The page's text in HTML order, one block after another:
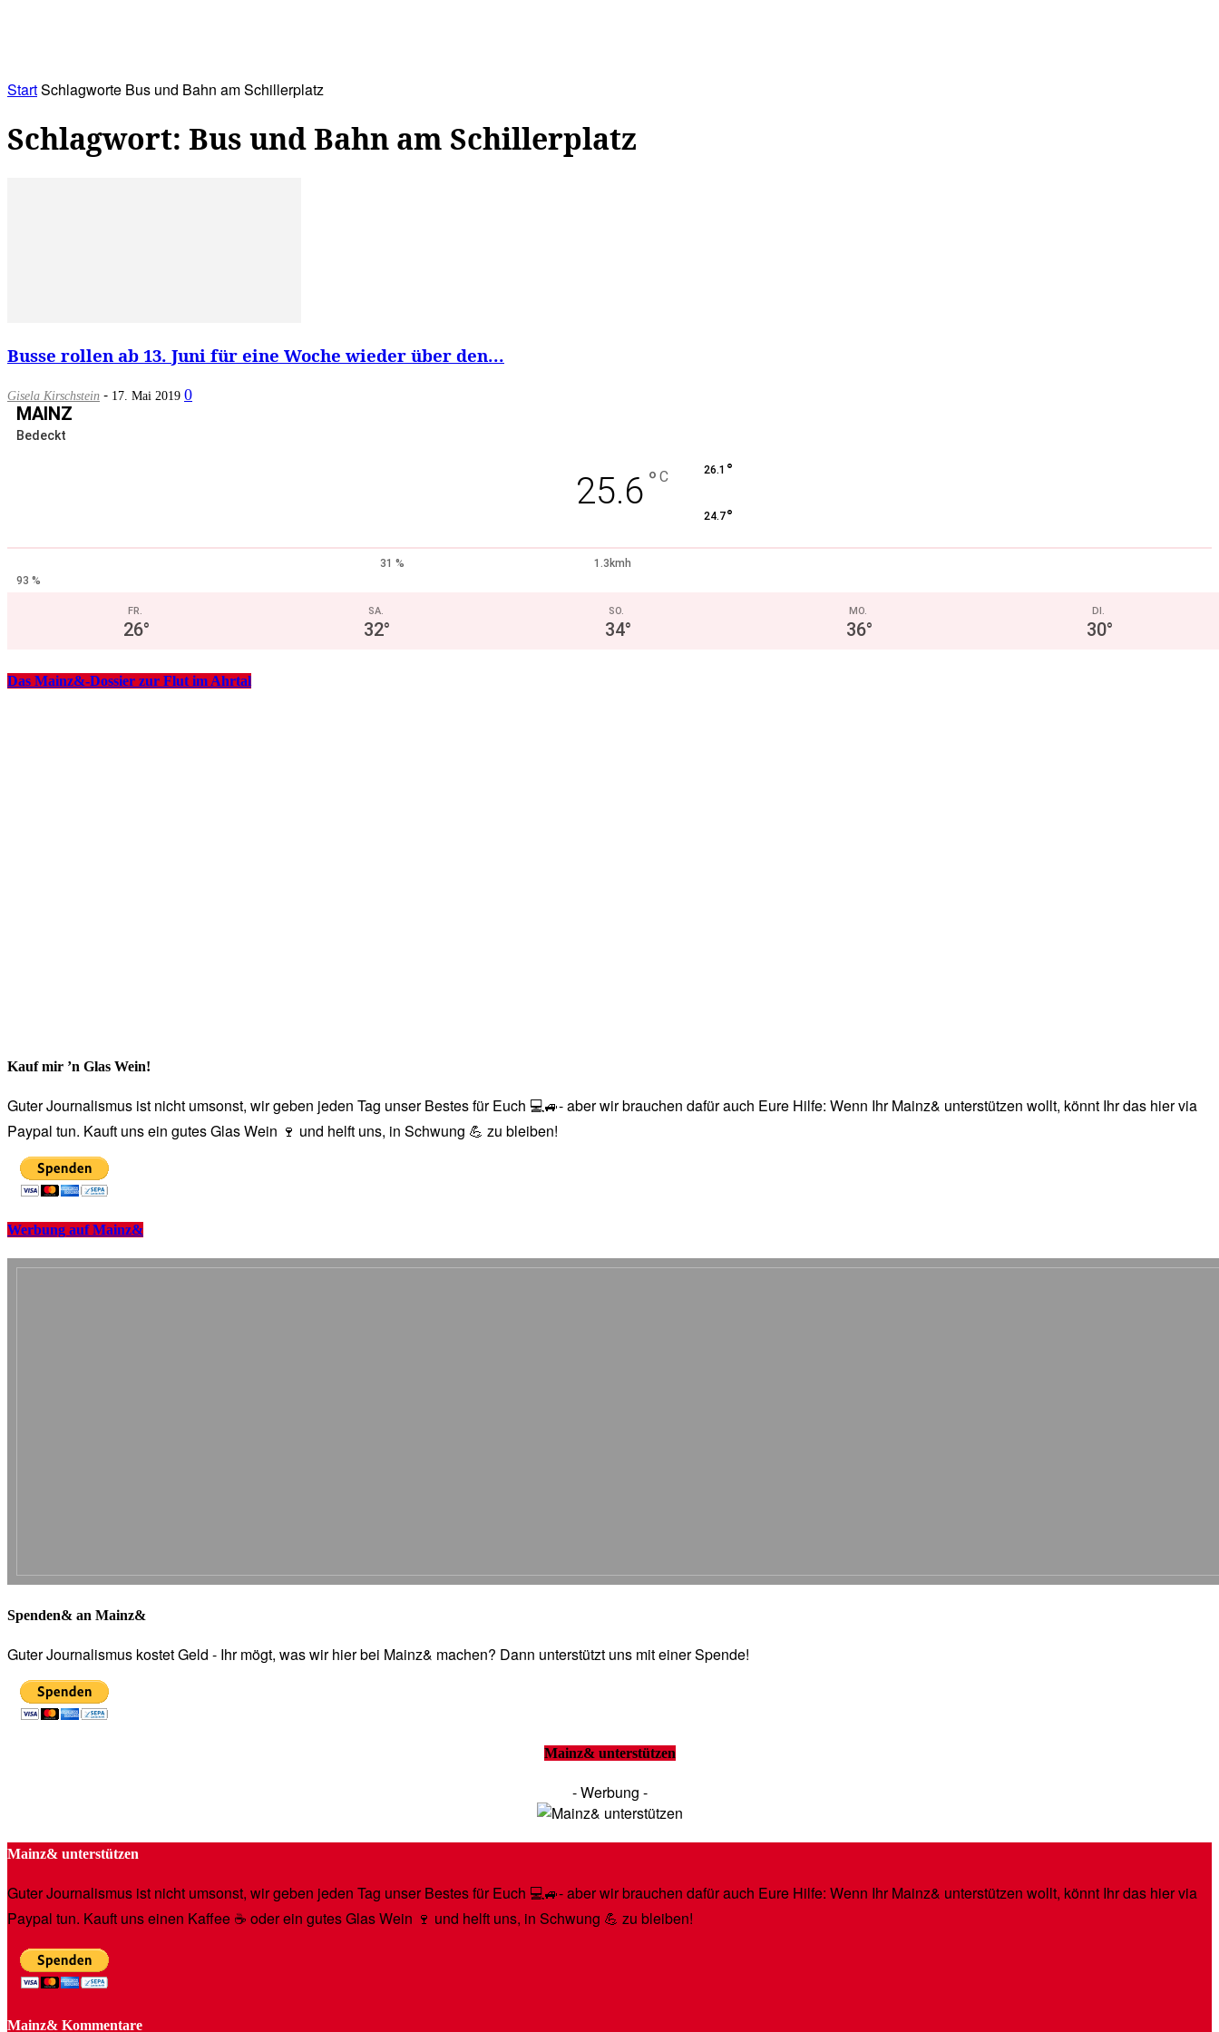
StartSchlagworte Bus und Bahn am Schillerplatz
Schlagwort: Bus und Bahn am Schillerplatz
Busse rollen ab 13. Juni für eine Woche wieder über den...
Gisela Kirschstein - 17. Mai 2019 0
MAINZ
Bedeckt
25.6 ° C 26.1 °
24.7°
31 %
1.3kmh
93 %
FR.
26°
SA.
32°
SO.
34°
MO.
36°
DI.
30°
Das Mainz&-Dossier zur Flut im Ahrtal
Kauf mir ’n Glas Wein!
Guter Journalismus ist nicht umsonst, wir geben jeden Tag unser Bestes für Euch 💻🚙- aber wir brauchen dafür auch Eure Hilfe: Wenn Ihr Mainz& unterstützen wollt, könnt Ihr das hier via
Paypal tun. Kauft uns ein gutes Glas Wein 🍷 und helft uns, in Schwung 💪 zu bleiben!
Werbung auf Mainz&
Spenden& an Mainz&
Guter Journalismus kostet Geld - Ihr mögt, was wir hier bei Mainz& machen? Dann unterstützt uns mit einer Spende!
Mainz& unterstützen
- Werbung -
Mainz& unterstützen
Guter Journalismus ist nicht umsonst, wir geben jeden Tag unser Bestes für Euch 💻🚙- aber wir brauchen dafür auch Eure Hilfe: Wenn Ihr Mainz& unterstützen wollt, könnt Ihr das hier via
Paypal tun. Kauft uns einen Kaffee ☕️ oder ein gutes Glas Wein 🍷 und helft uns, in Schwung 💪 zu bleiben!
Mainz& Kommentare